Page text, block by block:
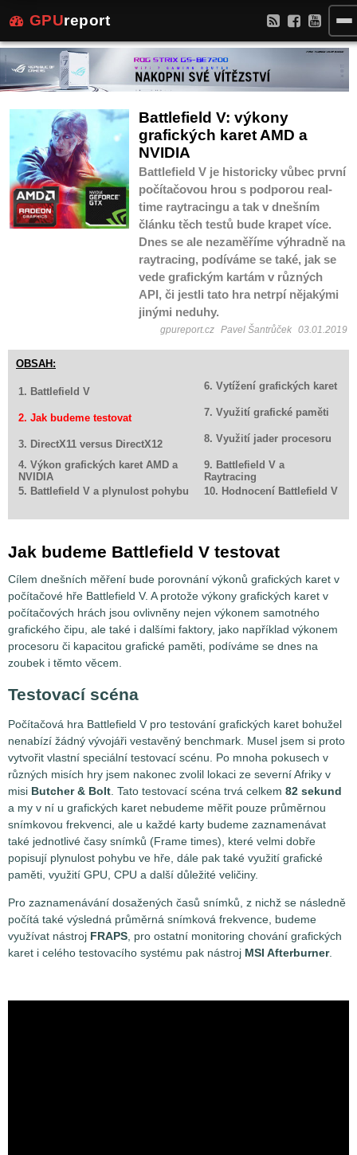
GPUreport
Battlefield V: výkony
grafických karet AMD a
NVIDIA
Battlefield V je historicky vůbec první
počítačovou hrou s podporou real-
time raytracingu a tak v dnešním
článku těch testů bude krapet více.
Dnes se ale nezaměříme výhradně na
raytracing, podíváme se také, jak se
vede grafickým kartám v různých
API, či jestli tato hra netrpí nějakými
jinými neduhy.
gpureport.cz Pavel Šantrůček 03.01.2019
OBSAH:
1. Battlefield V 6. Vytížení grafických karet
2. Jak budeme testovat 7. Využití grafické paměti
3. DirectX11 versus DirectX12 8. Využití jader procesoru
4. Výkon grafických karet AMD a
NVIDIA
9. Battlefield V a
Raytracing
5. Battlefield V a plynulost pohybu
10. Hodnocení Battlefield V
Jak budeme Battlefield V testovat
Cílem dnešních měření bude porovnání výkonů grafických karet v
počítačové hře Battlefield V. A protože výkony grafických karet v
počítačových hrách jsou ovlivněny nejen výkonem samotného
grafického čipu, ale také i dalšími faktory, jako například výkonem
procesoru či kapacitou grafické paměti, podíváme se dnes na
zoubek i těmto věcem.
Testovací scéna
Počítačová hra Battlefield V pro testování grafických karet bohužel
nenabízí žádný vývojáři vestavěný benchmark. Musel jsem si proto
vytvořit vlastní speciální testovací scénu. Po mnoha pokusech v
různých misích hry jsem nakonec zvolil lokaci ze severní Afriky v
misi Butcher & Bolt . Tato testovací scéna trvá celkem 82 sekund
a my v ní u grafických karet nebudeme měřit pouze průměrnou
snímkovou frekvenci, ale u každé karty budeme zaznamenávat
také jednotlivé časy snímků (Frame times), které velmi dobře
popisují plynulost pohybu ve hře, dále pak také využití grafické
paměti, využití GPU, CPU a další důležité veličiny.
Pro zaznamenávání dosažených časů snímků, z nichž se následně
počítá také výsledná průměrná snímková frekvence, budeme
využívat nástroj FRAPS , pro ostatní monitoring chování grafických
karet i celého testovacího systému pak nástroj MSI Afterburner.